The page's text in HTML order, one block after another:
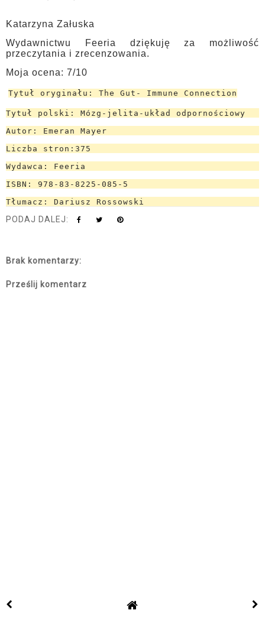
Katarzyna Załuska
Wydawnictwu Feeria dziękuję za możliwość
przeczytania i zrecenzowania.
Moja ocena: 7/10
Tytuł oryginału: The Gut- Immune Connection
Tytuł polski: Mózg-jelita-układ odpornościowy
Autor: Emeran Mayer
Liczba stron:375
Wydawca: Feeria
ISBN: 978-83-8225-085-5
Tłumacz: Dariusz Rossowski
PODAJ DALEJ:
Brak komentarzy:
Prześlij komentarz